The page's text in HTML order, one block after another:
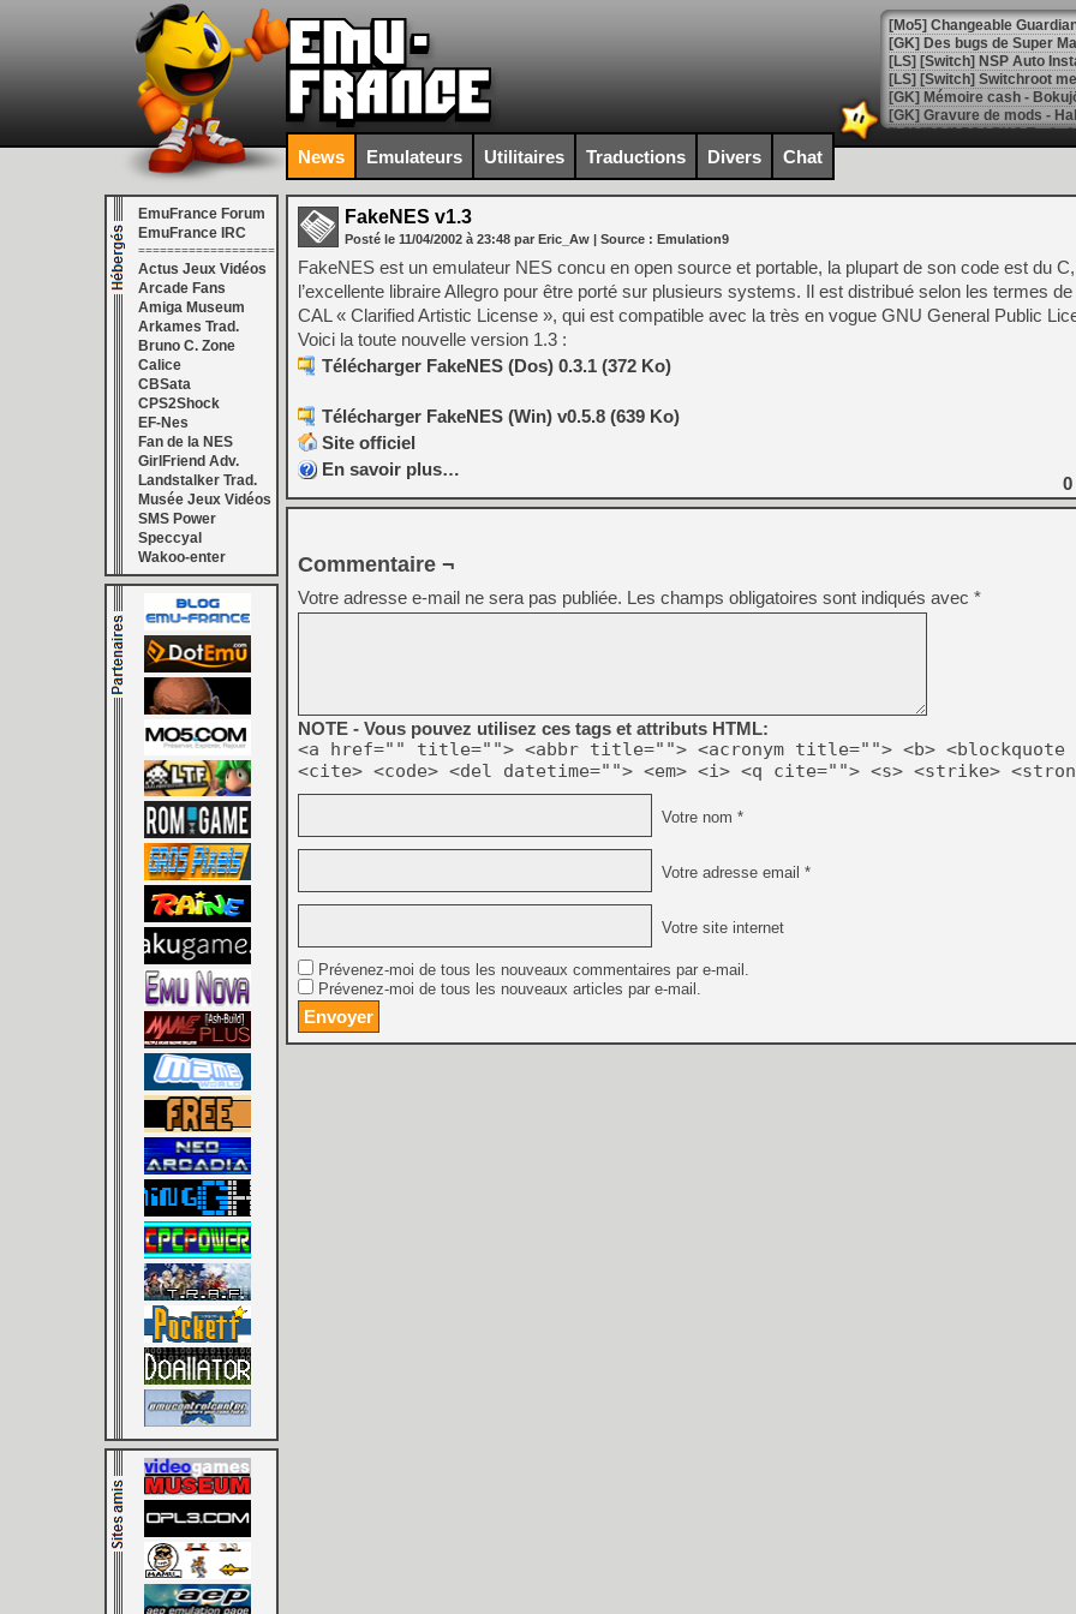
[Mo5] Changeable
[GK] Des bugs de Super
[LS] [Switch] NSP Auto
[GK] La saga horrifique
[GK] Le portage de Super
[Mo5] Le jeu de course
[GK] Guillermo del Toro
[GK] Mistfall Hunter : déjà
[GK] Wo Long 2 évolue
[GK] Crossfire : un TPS à
[LS] [PS5] Premiers
[Mo5] DOOM arrive en
[GK] Roblox : l'action en
[GK] Agenda - GeForce
[LS] [PS5] ps5-y2jb-
[GK] Pourquoi Marvel
[GK] Test : Restory : Chill
[GK] GTA 6 : Rockstar
[GK] Hot Wheels Infinite
[GK] Mémoire cash -
[GK] Résultats Nintendo :
[GK] Déjà des
[GK] "Vous ne serez
News Emulateurs Utilitaires Traductions Divers Chat
EmuFrance Forum
EmuFrance IRC
===================
Actus Jeux Vidéos
Arcade Fans
Amiga Museum
Arkames Trad.
Bruno C. Zone
Calice
CBSata
CPS2Shock
EF-Nes
Fan de la NES
GirlFriend Adv.
Landstalker Trad.
Musée Jeux Vidéos
SMS Power
Speccyal
Wakoo-enter
FakeNES v1.3
Posté le 11/04/2002 à 23:48 par Eric_Aw | Source : Emulation9
FakeNES est un emulateur NES concu en open source et portable, la plupart de son code est du
l’excellente libraire Allegro pour être porté sur plusieurs systems. Il est distribué selon les termes
CAL « Clarified Artistic License », qui est compatible avec la très en vogue GNU General Public
Voici la toute nouvelle version 1.3 :
Télécharger FakeNES (Dos) 0.3.1 (372 Ko)
Télécharger FakeNES (Win) v0.5.8 (639 Ko)
Site officiel
En savoir plus…
0
Commentaire ¬
Votre adresse e-mail ne sera pas publiée. Les champs obligatoires sont indiqués avec *
NOTE - Vous pouvez utilisez ces tags et attributs HTML:
<a href="" title=""> <abbr title=""> <acronym title=""> <b> <blockquote
<cite> <code> <del datetime=""> <em> <i> <q cite=""> <s> <strike>
Votre nom *
Votre adresse email *
Votre site internet
Prévenez-moi de tous les nouveaux commentaires par e-mail.
Prévenez-moi de tous les nouveaux articles par e-mail.